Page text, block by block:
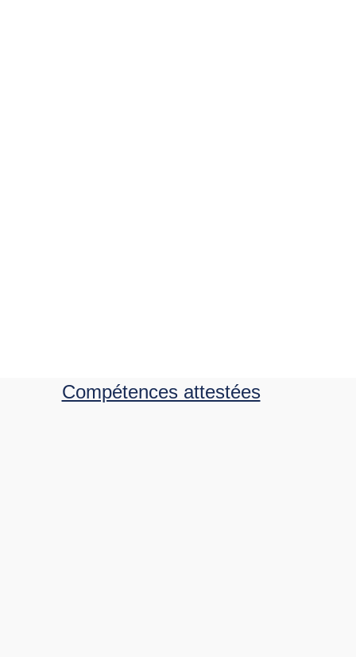
Compétences attestées